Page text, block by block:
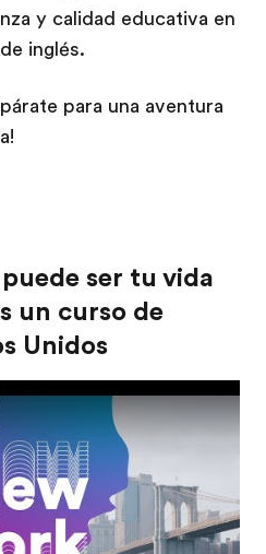
y calidad educativa en
inglés.
para una aventura
ser tu vida
un curso de
Unidos